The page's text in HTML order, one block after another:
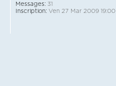
Messages: 31
Inscription: Ven 27 Mar 2009 19:00